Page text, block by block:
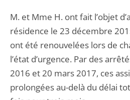
M. et Mme H. ont fait l’objet
résidence le 23 décembre
ont été renouvelées lors de
l’état d’urgence. Par des
2016 et 20 mars 2017, ces
prolongées au-delà du délai